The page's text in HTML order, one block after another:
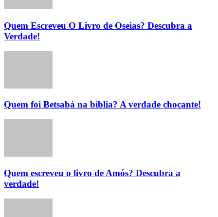
Quem Escreveu O Livro de Oseias? Descubra a
Verdade!
Quem foi Betsabá na bíblia? A verdade chocante!
Quem escreveu o livro de Amós? Descubra a
verdade!